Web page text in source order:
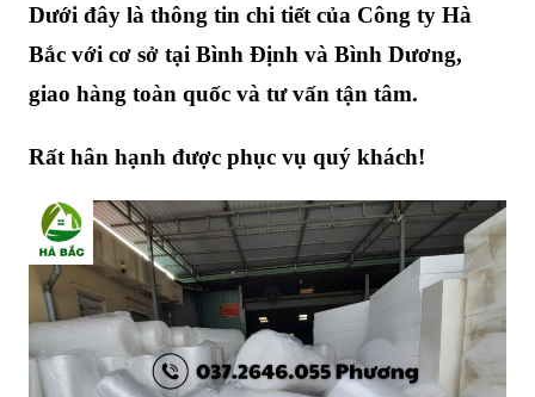
Dưới đây là thông tin chi tiết của Công ty Hà
Bắc với cơ sở tại Bình Định và Bình Dương,
giao hàng toàn quốc và tư vấn tận tâm.
Rất hân hạnh được phục vụ quý khách!